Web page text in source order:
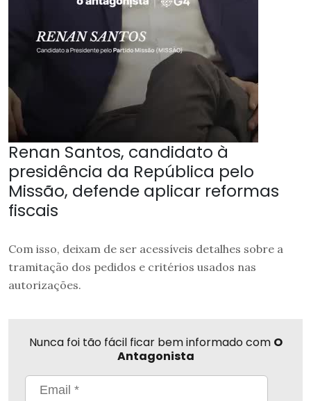
Renan Santos, candidato à
presidência da República pelo
Missão, defende aplicar reformas
fiscais
Com isso, deixam de ser acessíveis detalhes sobre a
tramitação dos pedidos e critérios usados nas
autorizações.
Nunca foi tão fácil ficar bem informado com O
Antagonista